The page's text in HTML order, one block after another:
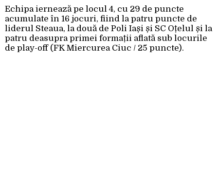
Echipa iernează pe locul 4, cu 29 de puncte
acumulate în 16 jocuri, fiind la patru puncte de
liderul Steaua, la două de Poli Iași și SC Oțelul și la
patru deasupra primei formații aflată sub locurile
de play-off (FK Miercurea Ciuc / 25 puncte).